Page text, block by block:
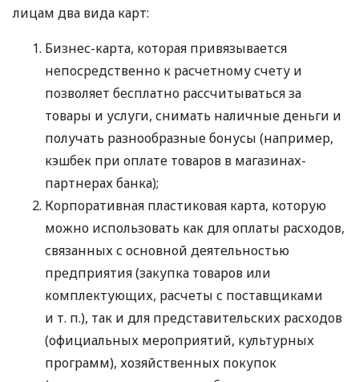
лицам два вида карт:
Бизнес-карта, которая привязывается
непосредственно к расчетному счету и
позволяет бесплатно рассчитываться за
товары и услуги, снимать наличные деньги и
получать разнообразные бонусы (например,
кэшбек при оплате товаров в магазинах-
партнерах банка);
Корпоративная пластиковая карта, которую
можно использовать как для оплаты расходов,
связанных с основной деятельностью
предприятия (закупка товаров или
комплектующих, расчеты с поставщиками
и т. п.), так и для представительских расходов
(официальных мероприятий, культурных
программ), хозяйственных покупок